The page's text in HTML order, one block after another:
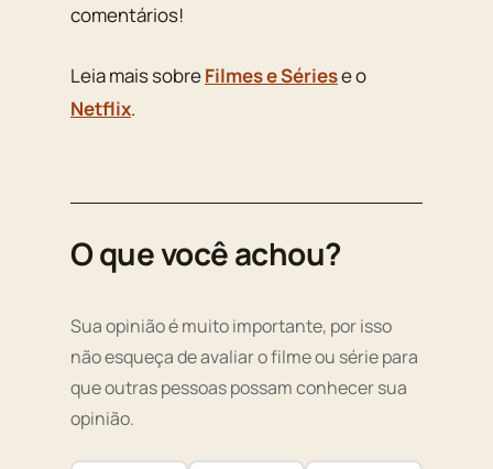
comentários!
Leia mais sobreFilmes e Sériese o
Netflix.
O que você achou?
Sua opinião é muito importante, por isso
não esqueça de avaliar o filme ou série para
que outras pessoas possam conhecer sua
opinião.